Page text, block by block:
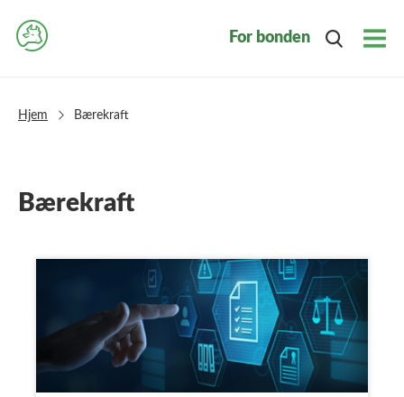
For bonden
Hjem Bærekraft
Bærekraft